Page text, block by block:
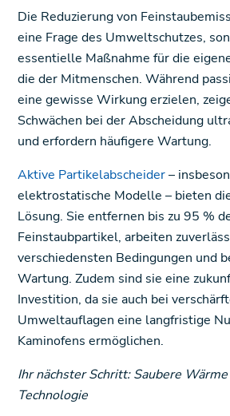
Die Reduzierung von
eine Frage des Umweltschutzes,
essentielle Maßnahme für die
die der Mitmenschen. Während
eine gewisse Wirkung erzielen,
Schwächen bei der Abscheidung
und erfordern häufigere Wartung.
Aktive Partikelabscheider–
elektrostatische Modelle – bieten
Lösung. Sie entfernen bis zu 95 %
Feinstaubpartikel, arbeiten
verschiedensten Bedingungen und
Wartung. Zudem sind sie eine
Investition, da sie auch bei
Umweltauflagen eine langfristige
Kaminofens ermöglichen.
Ihr nächster Schritt: Saubere
Technologie